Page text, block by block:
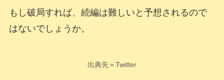
もし破局すれば、続編は難しいと予想されるので
はないでしょうか。
出典先＝Twitter